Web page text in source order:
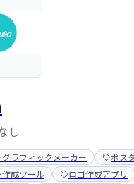
し
ラフィックメーカー
ポス
作成ツール
ロゴ作成アプリ